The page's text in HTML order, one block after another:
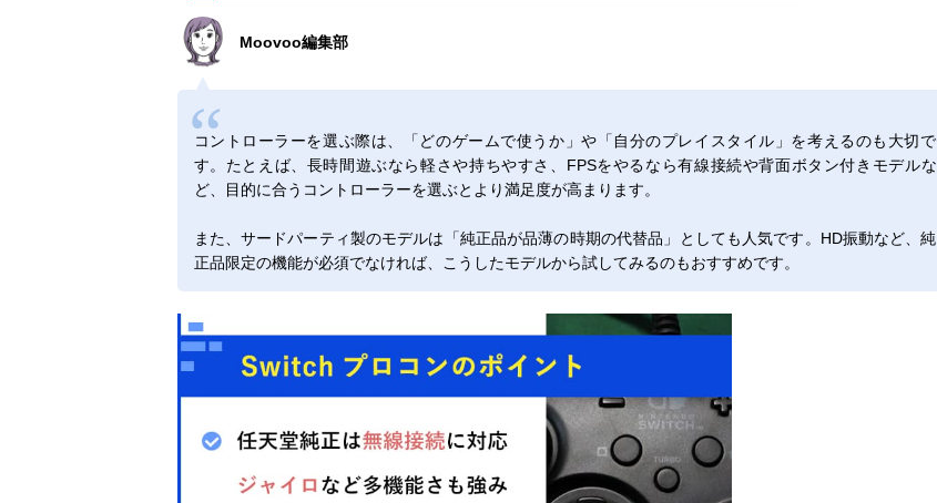
Moovoo編集部
コントローラーを選ぶ際は、「どのゲームで使うか」や「自分のプレイスタイル」を考えるのも大切で
す。たとえば、長時間遊ぶなら軽さや持ちやすさ、FPSをやるなら有線接続や背面ボタン付きモデルな
ど、目的に合うコントローラーを選ぶとより満足度が高まります。
また、サードパーティ製のモデルは「純正品が品薄の時期の代替品」としても人気です。HD振動など、純
正品限定の機能が必須でなければ、こうしたモデルから試してみるのもおすすめです。